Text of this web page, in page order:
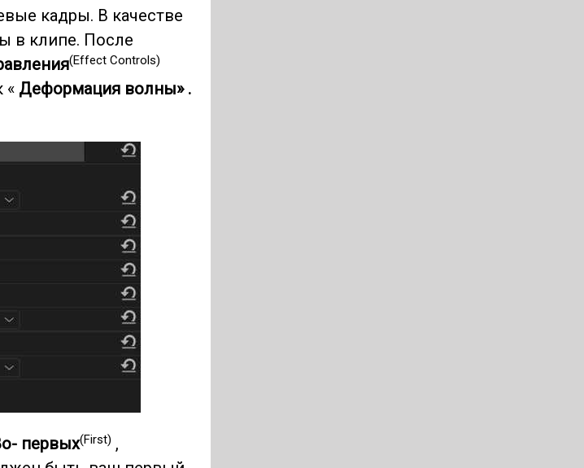
кадры. В качестве
в клипе. После
(Effect Controls)
« Деформация волны» .
первых(First) ,